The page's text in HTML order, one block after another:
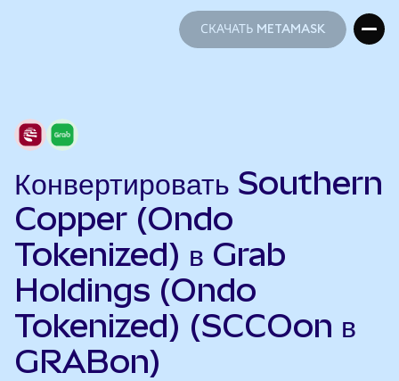
СКАЧАТЬ METAMASK
Конвертировать Southern
Copper (Ondo
Tokenized) в Grab
Holdings (Ondo
Tokenized) (SCCOon в
GRABon)